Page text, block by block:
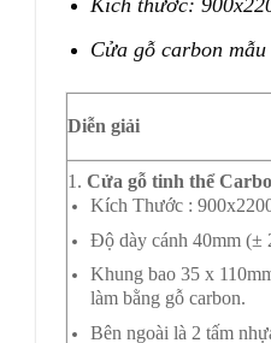
Cửa gỗ carbon
Diễn giải
1. Cửa gỗ tinh thể
Kích Thước :
Độ dày cánh 40mm (±
Khung bao 35 x
làm bằng gỗ carbon.
Bên ngoài là 2 tấm